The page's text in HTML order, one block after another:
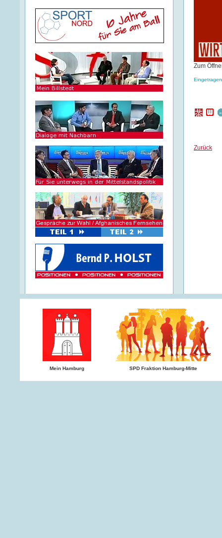
Zum
Zurück
Mein Hamburg SPD Fraktion Hamburg-Mitte